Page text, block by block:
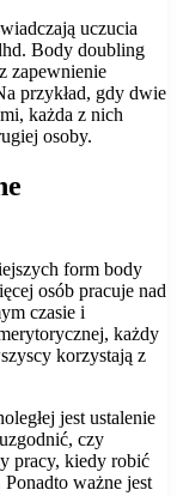
uczucia
Body doubling
zapewnienie
przykład, gdy dwie
każda z nich
osoby.
form body
osób pracuje nad
czasie i
każdy
korzystają z
jest ustalenie
czy
pracy, kiedy robić
ważne jest